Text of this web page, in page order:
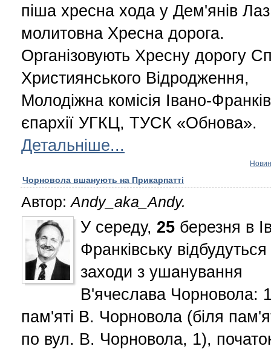
піша хресна хода у Дем'янів
молитовна Хресна дорога.
Організовують Хресну дорогу
Християнського Відродження,
Молодіжна комісія Івано-
єпархії УГКЦ, ТУСК «Обнова».
Детальніше...
Чорновола вшанують на Прикарпатті
Автор:Andy_aka_Andy.
У середу, 25 березня в
Франківську відбудуться
заходи з ушанування
В'ячеслава Чорновола:
пам'яті В. Чорновола (біля
по вул. В. Чорновола, 1),